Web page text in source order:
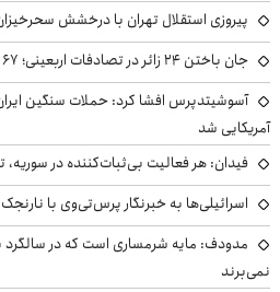
پیروزی استقلال تهران با درخشش
جان باختن ۲۴ زائر در تصادفات اربعینی؛ ۶۷ میلیون تردد ثبت شد
آمریکایی شد
فیدان: هر فعالیت بی‌ثبات‌کننده در
اسرائیلی‌ها به خبرنگار پرس‌تی‌وی با
مدودف: مایه شرمساری است که در سالگرد
نمی‌برند